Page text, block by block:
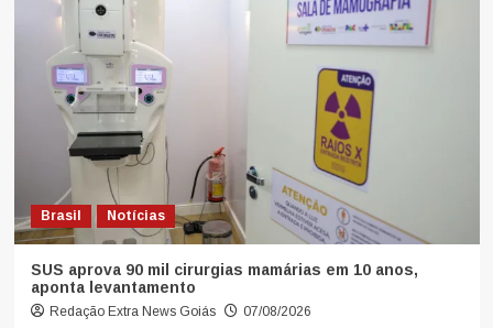
Brasil Notícias
SUS aprova 90 mil cirurgias mamárias em 10 anos,
aponta levantamento
Redação Extra News Goiás 07/08/2026